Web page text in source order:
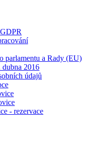
parlamentu a Rady (EU)
dubna 2016
údajů
- rezervace